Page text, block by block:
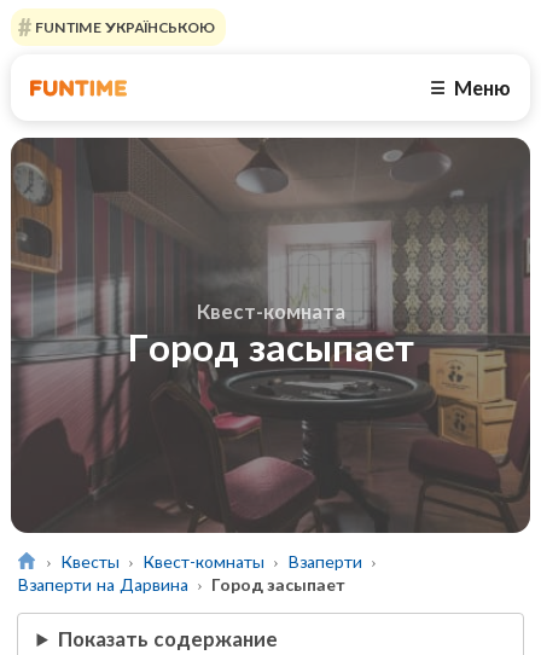
FUNTIME УКРАЇНСЬКОЮ
☰ Меню
Квест-комната
Город засыпает
Квесты Квест-комнаты
Взаперти
Взаперти на Дарвина
Город засыпает
Показать содержание